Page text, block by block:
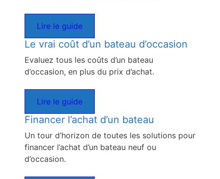
Lire le guide
Le vrai coût d’un bateau d’occasion
Evaluez tous les coûts d’un bateau
d’occasion, en plus du prix d’achat.
Lire le guide
Financer l’achat d’un bateau
Un tour d’horizon de toutes les solutions pour
financer l’achat d’un bateau neuf ou
d’occasion.